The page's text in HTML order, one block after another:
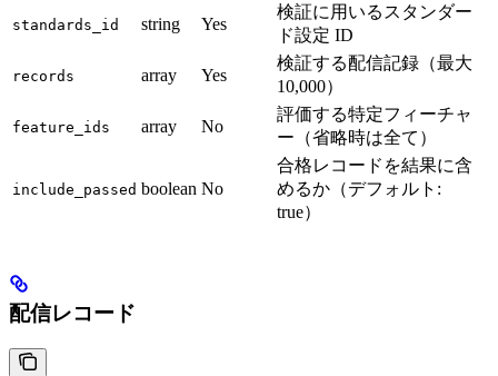
standards_id string Yes
検証に用いるスタンダー
ド設定 ID
records array Yes
検証する配信記録（最大
10,000）
feature_ids array No
評価する特定フィーチャ
ー（省略時は全て）
include_passed boolean No
合格レコードを結果に含
めるか（デフォルト:
true）
配信レコード